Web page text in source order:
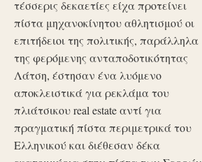
τέσσερις δεκαετίες είχα προτείνει
πίστα μηχανοκίνητου αθλητισμού οι
επιτήδειοι της πολιτικής, παράλληλα
της φερόμενης ανταποδοτικότητας
Λάτση, έστησαν ένα λυόμενο
αποκλειστικά για ρεκλάμα του
πλιάτσικου real estate αντί για
πραγματική πίστα περιμετρικά του
Ελληνικού και διέθεσαν δέκα